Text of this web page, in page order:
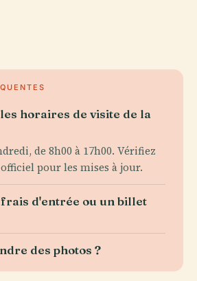
horaires de visite de la
de 8h00 à 17h00. Vérifiez
pour les mises à jour.
d'entrée ou un billet
des photos ?